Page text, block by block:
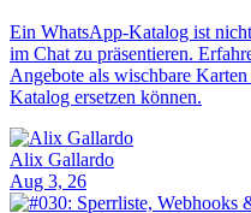
Ein WhatsApp-Katalog ist
im Chat zu präsentieren.
Angebote als wischbare
Katalog ersetzen können.
Alix Gallardo
Aug 3, 26